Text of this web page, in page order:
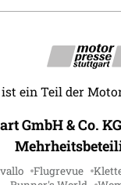
ist ein Teil der
GmbH & Co.
Flugrevue